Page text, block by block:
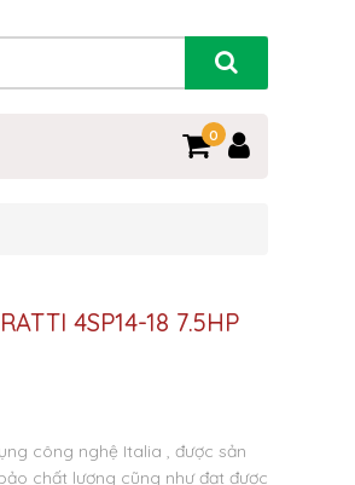
0
4SP14-18 7.5HP
công nghệ Italia , được sản
chất lượng cũng như đạt được